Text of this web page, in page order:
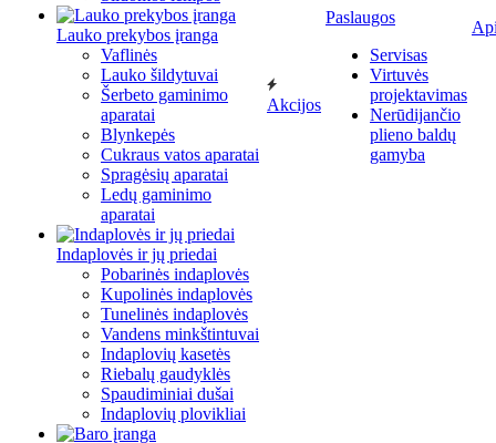
Lauko prekybos įranga
Vaflinės
Lauko šildytuvai
Šerbeto gaminimo
aparatai
Blynkepės
Cukraus vatos aparatai
Spragėsių aparatai
Ledų gaminimo
aparatai
Indaplovės ir jų priedai
Pobarinės indaplovės
Kupolinės indaplovės
Tunelinės indaplovės
Vandens minkštintuvai
Indaplovių kasetės
Riebalų gaudyklės
Spaudiminiai dušai
Indaplovių plovikliai
Akcijos
Paslaugos
Servisas
Virtuvės
projektavimas
Nerūdijančio
plieno baldų
gamyba